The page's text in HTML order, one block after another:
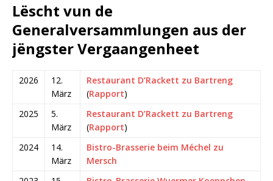
Lëscht vun de
Generalversammlungen aus der
jëngster Vergaangenheet
2026
12.
März
Restaurant D’Rackett zu Bartreng
(Rapport)
2025
5.
März
Restaurant D’Rackett zu Bartreng
(Rapport)
2024
14.
März
Bistro-Brasserie beim Méchel zu
Mersch